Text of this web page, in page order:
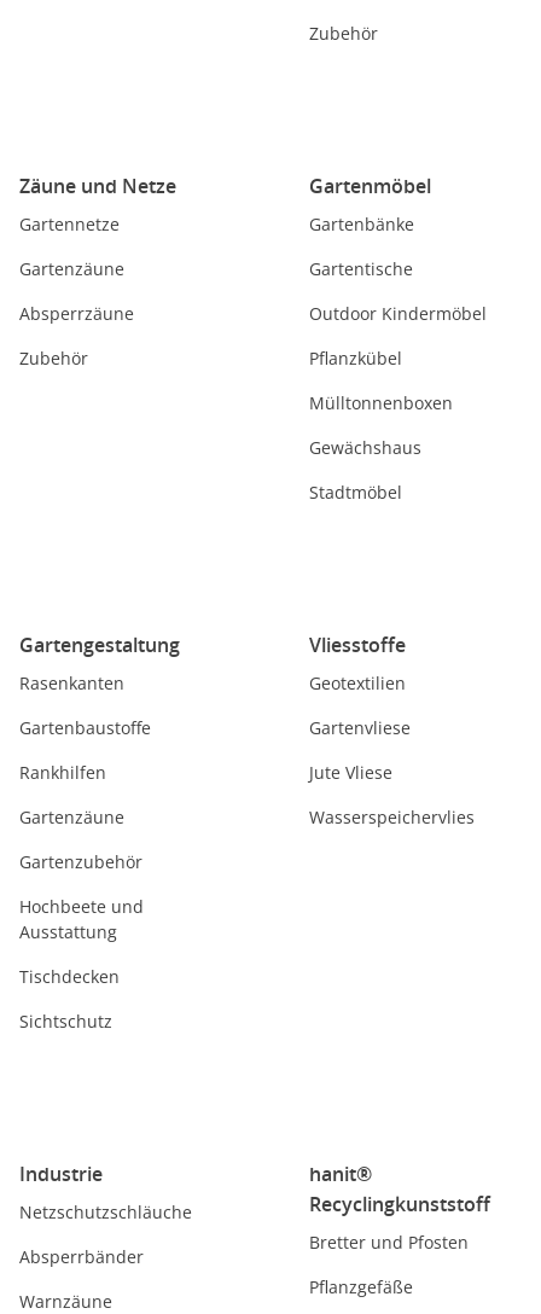
Zubehör
Zäune und Netze
Gartennetze
Gartenzäune
Absperrzäune
Zubehör
Gartenmöbel
Gartenbänke
Gartentische
Outdoor Kindermöbel
Pflanzkübel
Mülltonnenboxen
Gewächshaus
Stadtmöbel
Gartengestaltung
Rasenkanten
Gartenbaustoffe
Rankhilfen
Gartenzäune
Gartenzubehör
Hochbeete und
Ausstattung
Tischdecken
Sichtschutz
Vliesstoffe
Geotextilien
Gartenvliese
Jute Vliese
Wasserspeichervlies
Industrie
Netzschutzschläuche
Absperrbänder
Warnzäune
hanit®
Recyclingkunststoff
Bretter und Pfosten
Pflanzgefäße